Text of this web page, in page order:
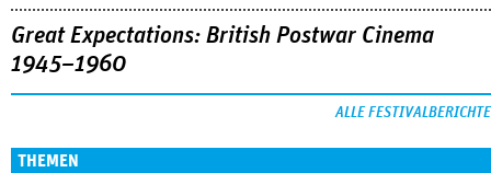
Great Expectations: British Postwar Cinema
1945–1960
ALLE FESTIVALBERICHTE
THEMEN